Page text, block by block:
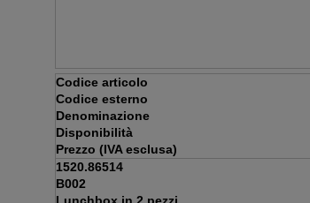
Codice articolo
Codice esterno
Denominazione
Disponibilità
Prezzo (IVA esclusa)
1520.86514
B002